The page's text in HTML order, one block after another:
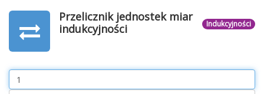
Indukcyjności
Przelicznik jednostek miar
indukcyjności
Value